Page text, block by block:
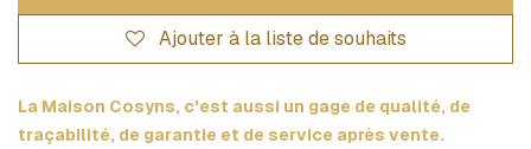
Ajouter à la liste de souhaits
La Maison Cosyns, c'est aussi un gage de qualité, de
traçabilité, de garantie et de service après vente.